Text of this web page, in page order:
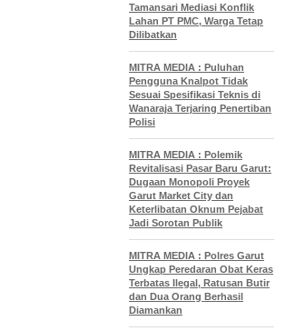
Tamansari Mediasi Konflik
Lahan PT PMC, Warga Tetap
Dilibatkan
MITRA MEDIA : Puluhan
Pengguna Knalpot Tidak
Sesuai Spesifikasi Teknis di
Wanaraja Terjaring Penertiban
Polisi
MITRA MEDIA : Polemik
Revitalisasi Pasar Baru Garut:
Dugaan Monopoli Proyek
Garut Market City dan
Keterlibatan Oknum Pejabat
Jadi Sorotan Publik
MITRA MEDIA : Polres Garut
Ungkap Peredaran Obat Keras
Terbatas Ilegal, Ratusan Butir
dan Dua Orang Berhasil
Diamankan